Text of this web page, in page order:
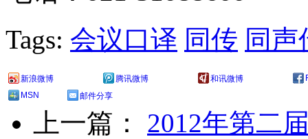
Tags: 会议口译 同传 同声
新浪微博 腾讯微博 和讯微博
MSN
邮件分享
上一篇： 2012年第二